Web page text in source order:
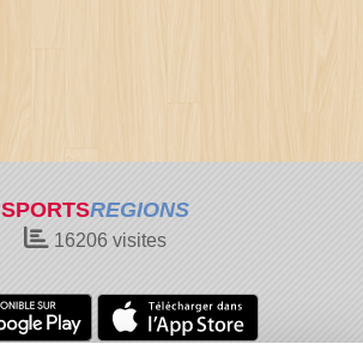
SPORTSREGIONS
16206visites